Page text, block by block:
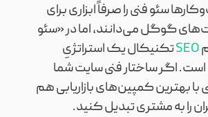
سئو فنی را صرفاً ابزاری برای
گوگل می‌دانند، اما در «سئو
SEOتکنیکال یک استراتژیِ
اگر ساختار فنی سایت شما
با بهترین کمپین‌های بازاریابی هم
را به مشتری تبدیل کنید.